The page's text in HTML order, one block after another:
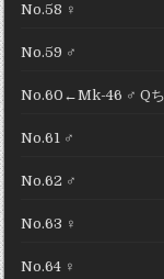
No.58 ♀
No.59 ♂
No.60←Mk-46 ♂ Q
No.61 ♂
No.62 ♂
No.63 ♀
No.64 ♀